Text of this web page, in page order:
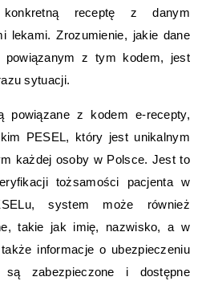
konkretną receptę z danym
lekami. Zrozumienie, jakie dane
z tym kodem, jest
sytuacji.
powiązane z kodem e-recepty,
PESEL, który jest unikalnym
każdej osoby w Polsce. Jest to
tożsamości pacjenta w
system może również
takie jak imię, nazwisko, a w
informacje o ubezpieczeniu
zabezpieczone i dostępne